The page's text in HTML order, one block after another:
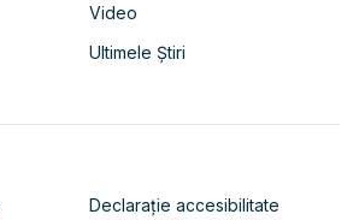
Video
Ultimele Știri
Declarație accesibilitate